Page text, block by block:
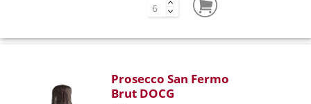
Prosecco San Fermo
Brut DOCG